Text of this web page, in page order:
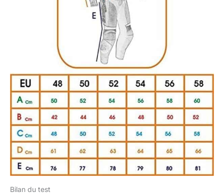
Bilan du test